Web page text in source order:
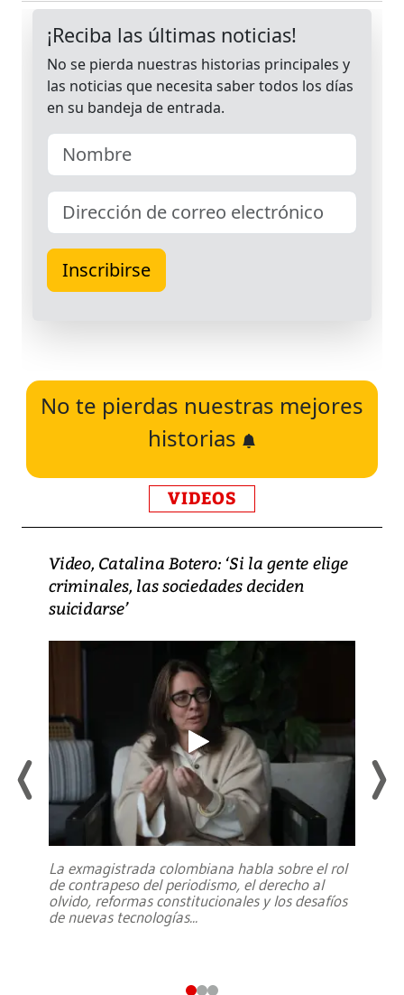
No te pierdas nuestras mejores
historias
VIDEOS
Video, Catalina Botero: ‘Si la gente elige
criminales, las sociedades deciden
suicidarse’
La exmagistrada colombiana habla sobre el rol
de contrapeso del periodismo, el derecho al
olvido, reformas constitucionales y los desafíos
de nuevas tecnologías...